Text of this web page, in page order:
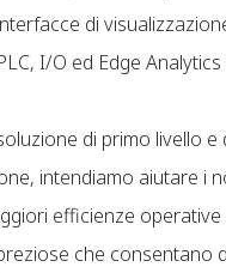
di
I/O ed Edge Analytics
di primo livello e
intendiamo aiutare i
efficienze
che consentano